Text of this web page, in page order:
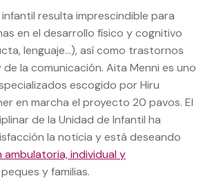
resulta imprescindible para
en el desarrollo físico y cognitivo
lenguaje…), así como trastornos
la comunicación. Aita Menni es uno
escogido por Hiru
en marcha el proyecto 20 pavos. El
de la Unidad de Infantil ha
la noticia y está deseando
ambulatoria, individual y
peques y familias.